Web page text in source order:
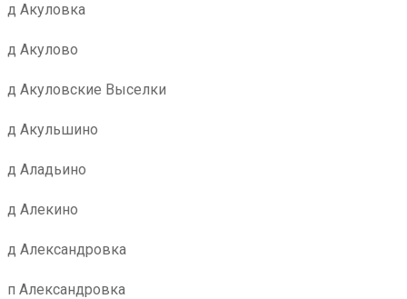
д Акуловка
д Акулово
д Акуловские Выселки
д Акульшино
д Аладьино
д Алекино
д Александровка
п Александровка